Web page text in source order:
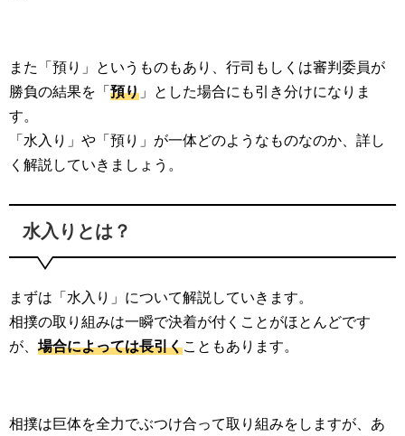
また「預り」というものもあり、行司もしくは審判委員が
勝負の結果を「預り 」とした場合にも引き分けになりま
す。
「水入り」や「預り」が一体どのようなものなのか、詳し
く解説していきましょう。
水入りとは？
まずは「水入り」について解説していきます。
相撲の取り組みは一瞬で決着が付くことがほとんどです
が、 場合によっては長引くこともあります。
相撲は巨体を全力でぶつけ合って取り組みをしますが、あ